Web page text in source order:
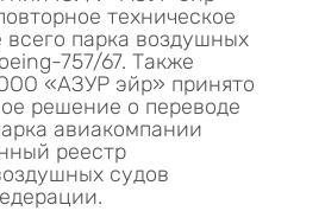
техническое
парка воздушных
757/67. Также
«АЗУР эйр» принято
решение о переводе
авиакомпании
реестр
судов